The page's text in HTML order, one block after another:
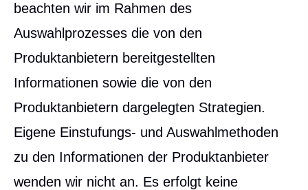
beachten wir im Rahmen des
Auswahlprozesses die von den
Produktanbietern bereitgestellten
Informationen sowie die von den
Produktanbietern dargelegten Strategien.
Eigene Einstufungs- und Auswahlmethoden
zu den Informationen der Produktanbieter
wenden wir nicht an. Es erfolgt keine